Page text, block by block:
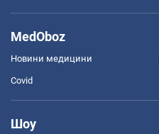
MedOboz
Новини медицини
Covid
Шоу